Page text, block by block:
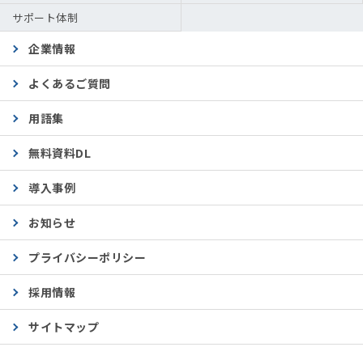
サポート体制
企業情報
よくあるご質問
用語集
無料資料DL
導入事例
お知らせ
プライバシーポリシー
採用情報
サイトマップ